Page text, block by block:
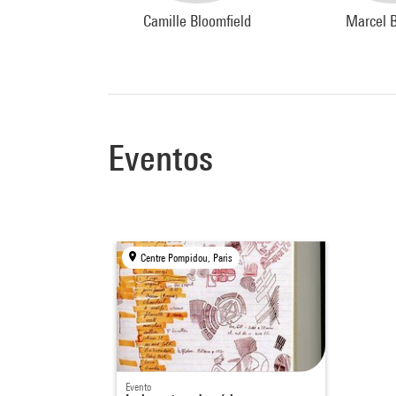
Camille Bloomfield Marcel
Eventos
Centre Pompidou, Paris
Evento